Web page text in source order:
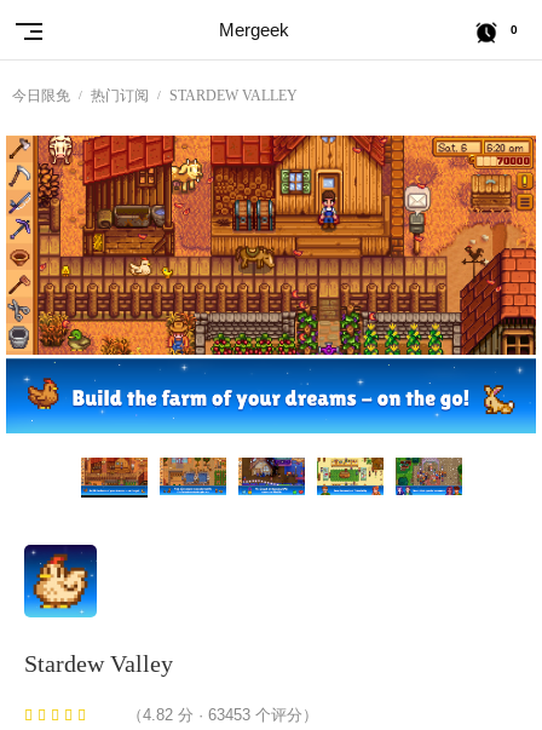
Mergeek 0
今日限免 热门订阅 STARDEW VALLEY
Stardew Valley
（4.82 分 · 63453 个评分）